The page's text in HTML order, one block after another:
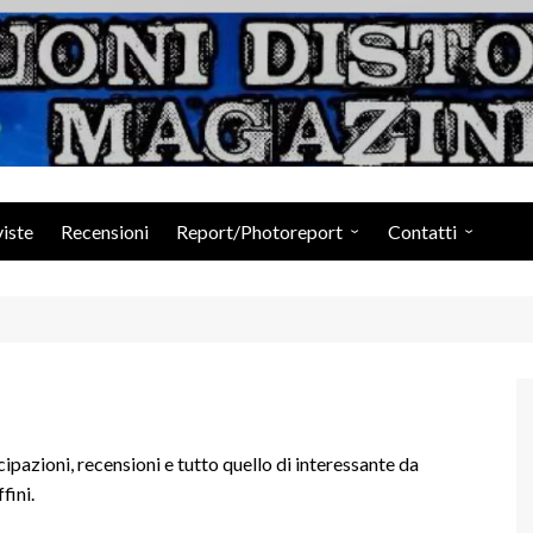
Suoni Distorti
Recensioni Report/Photoreport Contatti
recensioni e tutto quello di interessante da